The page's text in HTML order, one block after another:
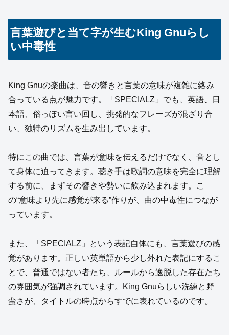
言葉遊びと当て字が生むKing Gnuらし
い中毒性
King Gnuの楽曲は、音の響きと言葉の意味が複雑に絡み
合っている点が魅力です。「SPECIALZ」でも、英語、日
本語、俗っぽい言い回し、挑発的なフレーズが混ざり合
い、独特のリズムを生み出しています。
特にこの曲では、言葉が意味を伝えるだけでなく、音とし
て身体に迫ってきます。聴き手は歌詞の意味を完全に理解
する前に、まずその響きや勢いに飲み込まれます。こ
の“意味より先に感覚が来る”作りが、曲の中毒性につなが
っています。
また、「SPECIALZ」という表記自体にも、言葉遊びの感
覚があります。正しい英単語から少し外れた表記にするこ
とで、普通ではない者たち、ルールから逸脱した存在たち
の雰囲気が強調されています。King Gnuらしい洗練と野
蛮さが、タイトルの時点からすでに表れているのです。